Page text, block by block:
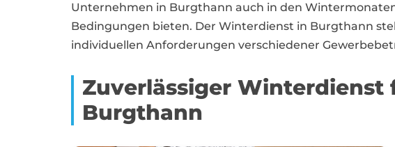
Unternehmen in Burgthann auch in den
Bedingungen bieten. Der Winterdienst in Burgthann
individuellen Anforderungen verschiedener
Zuverlässiger Winterdienst
Burgthann